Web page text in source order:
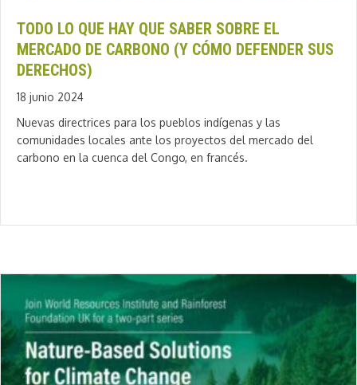
TODO LO QUE HAY QUE SABER SOBRE EL
MERCADO DE CARBONO (Y CÓMO DEFENDER SUS
DERECHOS)
18 junio 2024
Nuevas directrices para los pueblos indígenas y las
comunidades locales ante los proyectos del mercado del
carbono en la cuenca del Congo, en francés.